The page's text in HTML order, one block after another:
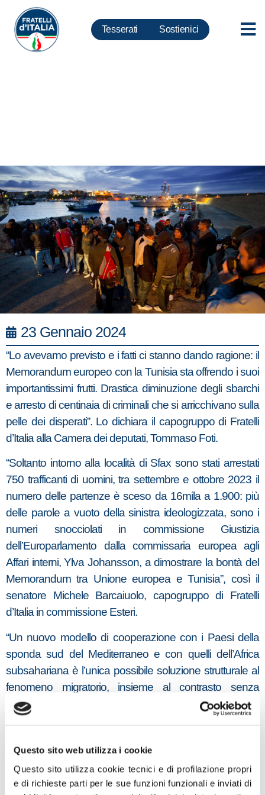
Questo sito web utilizza i cookie
Questo sito utilizza cookie tecnici e di profilazione propri
e di richieste parti per le sue funzioni funzionali e inviati di
Tesserati Sostienici
23 Gennaio 2024
“Lo avevamo previsto e i fatti ci stanno dando ragione: il
Memorandum europeo con la Tunisia sta offrendo i suoi
importantissimi frutti. Drastica diminuzione degli sbarchi
e arresto di centinaia di criminali che si arricchivano sulla
pelle dei disperati”. Lo dichiara il capogruppo di Fratelli
d’Italia alla Camera dei deputati, Tommaso Foti.
“Soltanto intorno alla località di Sfax sono stati arrestati
750 trafficanti di uomini, tra settembre e ottobre 2023 il
numero delle partenze è sceso da 16mila a 1.900: più
delle parole a vuoto della sinistra ideologizzata, sono i
numeri snocciolati in commissione Giustizia
dell’Europarlamento dalla commissaria europea agli
Affari interni, Ylva Johansson, a dimostrare la bontà del
Memorandum tra Unione europea e Tunisia”, così il
senatore Michele Barcaiuolo, capogruppo di Fratelli
d’Italia in commissione Esteri.
“Un nuovo modello di cooperazione con i Paesi della
sponda sud del Mediterraneo e con quelli dell’Africa
subsahariana è l’unica possibile soluzione strutturale al
fenomeno migratorio, insieme al contrasto senza
tentennamenti ai trafficanti di esseri umani”, afferma in
una nota il capodelegazione di Fratelli d’Italia – ECR al
Bisogna dar vita ad accordi anche con altri paesi perché